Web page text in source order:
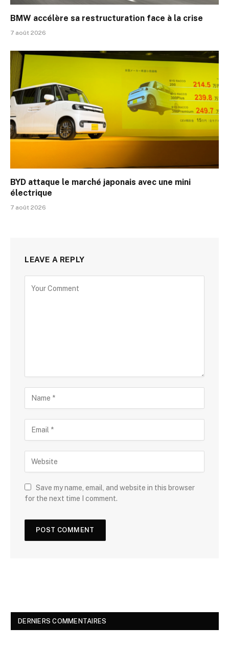
BMW accélère sa restructuration face à la crise
7 août 2026
BYD attaque le marché japonais avec une mini
électrique
7 août 2026
LEAVE A REPLY
Save my name, email, and website in this browser
for the next time I comment.
DERNIERS COMMENTAIRES